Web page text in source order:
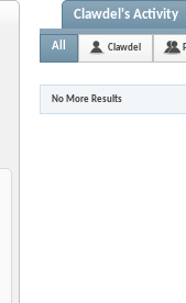
Clawdel's Activity
All Clawdel
No More Results